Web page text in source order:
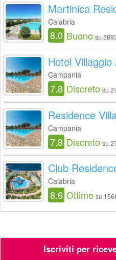
Martinica
Calabria
8.0 Buono su
Hotel
Campania
7.8 Discreto su
Residence
Campania
7.8 Discreto su
Club
Calabria
8.6 Ottimo su
Iscriviti per